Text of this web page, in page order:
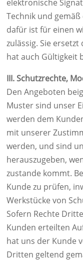
elektronische
Technik und
dafür ist für einen
zulässig. Sie
hat auch Gültigkeit
III. Schutzrechte,
Den Angeboten
Muster sind unser
werden dem
mit unserer
werden, und sind
herauszugeben,
zustande kommt.
Kunde zu prüfen,
Werkstücke von
Sofern Rechte
Kunden erteilten
hat uns der Kunde
Dritten geltend